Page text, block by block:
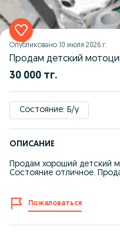
Опубликовано 10 июля 2026 г.
Продам детский
30 000 тг.
Состояние: Б/у
ОПИСАНИЕ
Продам хороший детский
Состояние отличное.
Пожаловаться